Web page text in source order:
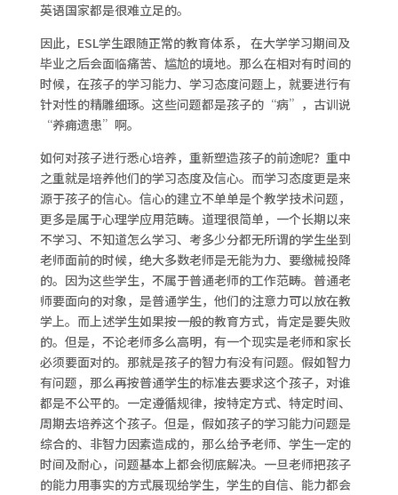
英语国家都是很难立足的。
因此，ESL学生跟随正常的教育体系， 在大学学习期间及
毕业之后会面临痛苦、尴尬的境地。那么在相对有时间的
时候，在孩子的学习能力、学习态度问题上，就要进行有
针对性的精雕细琢。这些问题都是孩子的“病”，古训说
“养痈遗患”啊。
如何对孩子进行悉心培养，重新塑造孩子的前途呢？重中
之重就是培养他们的学习态度及信心。而学习态度更是来
源于孩子的信心。信心的建立不单单是个教学技术问题，
更多是属于心理学应用范畴。道理很简单，一个长期以来
不学习、不知道怎么学习、考多少分都无所谓的学生坐到
老师面前的时候，绝大多数老师是无能为力、要缴械投降
的。因为这些学生，不属于普通老师的工作范畴。普通老
师要面向的对象，是普通学生，他们的注意力可以放在教
学上。而上述学生如果按一般的教育方式，肯定是要失败
的。但是，不论老师多么高明，有一个现实是老师和家长
必须要面对的。那就是孩子的智力有没有问题。假如智力
有问题，那么再按普通学生的标准去要求这个孩子，对谁
都是不公平的。一定遵循规律，按特定方式、特定时间、
周期去培养这个孩子。但是，假如孩子的学习能力问题是
综合的、非智力因素造成的，那么给予老师、学生一定的
时间及耐心，问题基本上都会彻底解决。一旦老师把孩子
的能力用事实的方式展现给学生，学生的自信、能力都会